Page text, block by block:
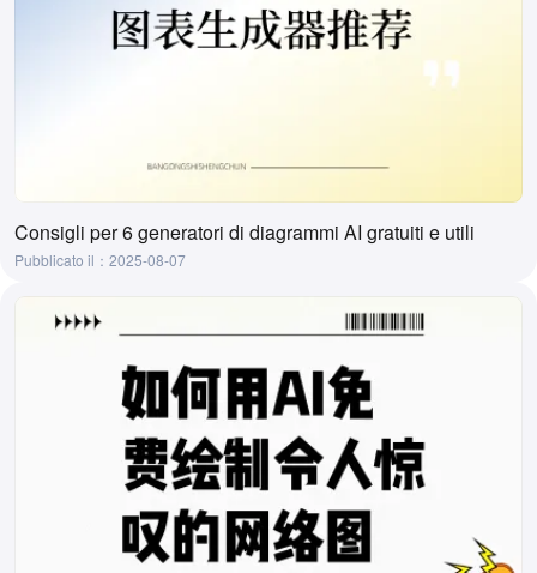
Consigli per 6 generatori di diagrammi AI gratuiti e utili
Pubblicato il：2025-08-07